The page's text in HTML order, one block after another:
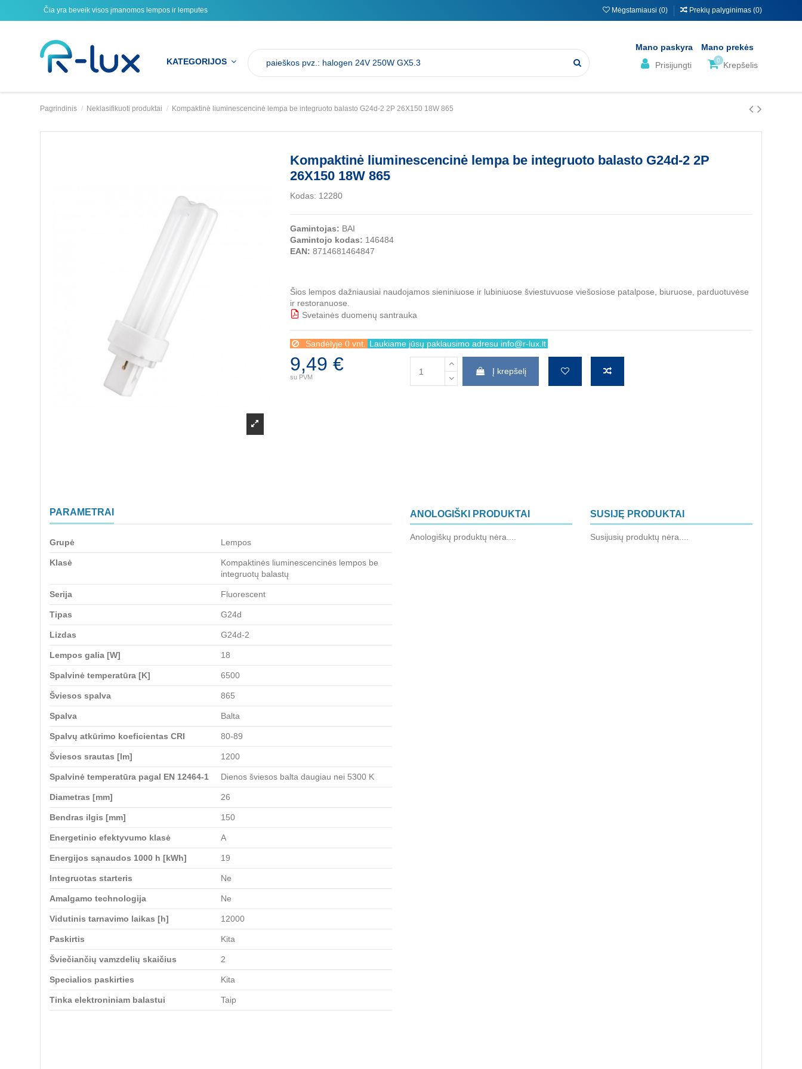
Čia yra beveik visos įmanomos lempos ir lemputės Mėgstamiausi (0) Prekių palyginimas (0)
KATEGORIJOS
Mano paskyra
Prisijungti
Mano prekės
0Krepšelis
Pagrindinis Neklasifikuoti produktai Kompaktinė liuminescencinė lempa be integruoto balasto G24d-2 2P 26X150 18W 865
Kompaktinė liuminescencinė lempa be integruoto balasto G24d-2 2P
26X150 18W 865
Kodas: 12280
Gamintojas: BAI
Gamintojo kodas: 146484
EAN: 8714681464847
Šios lempos dažniausiai naudojamos sieniniuose ir lubiniuose šviestuvuose viešosiose patalpose, biuruose, parduotuvėse
ir restoranuose.
Svetainės duomenų santrauka
Sandėlyje 0 vnt. Laukiame jūsų paklausimo adresu info@r-lux.lt
9,49 €
su PVM
Į krepšelį
PARAMETRAI
Grupė Lempos
Klasė
Kompaktinės liuminescencinės lempos be
integruotų balastų
Serija Fluorescent
Tipas G24d
Lizdas G24d-2
Lempos galia [W] 18
Spalvinė temperatūra [K] 6500
Šviesos spalva 865
Spalva Balta
Spalvų atkūrimo koeficientas CRI 80-89
Šviesos srautas [lm] 1200
Spalvinė temperatūra pagal EN 12464-1 Dienos šviesos balta daugiau nei 5300 K
Diametras [mm] 26
Bendras ilgis [mm] 150
Energetinio efektyvumo klasė A
Energijos sąnaudos 1000 h [kWh] 19
Integruotas starteris Ne
Amalgamo technologija Ne
Vidutinis tarnavimo laikas [h] 12000
Paskirtis Kita
Šviečiančių vamzdelių skaičius 2
Specialios paskirties Kita
Tinka elektroniniam balastui Taip
ANOLOGIŠKI PRODUKTAI
Anologiškų produktų nėra....
SUSIJĘ PRODUKTAI
Susijusių produktų nėra....